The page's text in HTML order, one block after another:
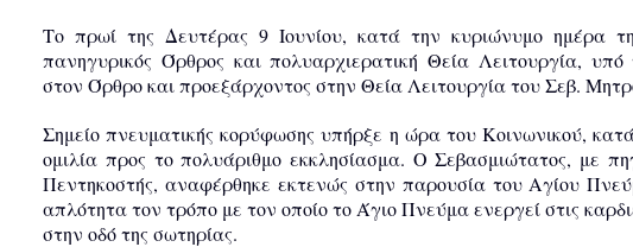
Το πρωί της Δευτέρας 9 Ιουνίου, κατά την κυριώνυμο ημέρα
πανηγυρικός Όρθρος και πολυαρχιερατική Θεία Λειτουργία,
στον Όρθρο και προεξάρχοντος στην Θεία Λειτουργία του Σεβ.
Σημείο πνευματικής κορύφωσης υπήρξε η ώρα του Κοινωνικού,
ομιλία προς το πολυάριθμο εκκλησίασμα. Ο Σεβασμιώτατος, με
Πεντηκοστής, αναφέρθηκε εκτενώς στην παρουσία του Αγίου
απλότητα τον τρόπο με τον οποίο το Άγιο Πνεύμα ενεργεί στις
στην οδό της σωτηρίας.